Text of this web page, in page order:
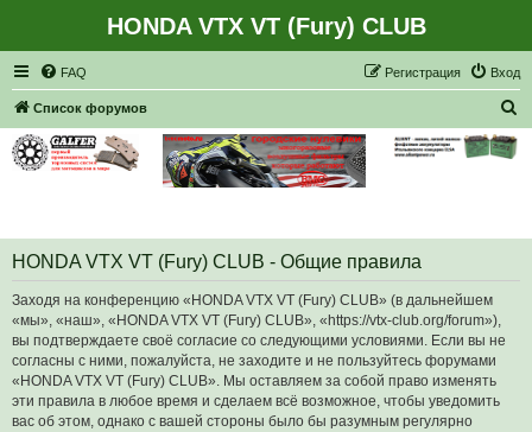
HONDA VTX VT (Fury) CLUB
FAQ Вход
Регистрация
Список форумов
HONDA VTX VT (Fury) CLUB - Общие правила
Заходя на конференцию «HONDA VTX VT (Fury) CLUB» (в дальнейшем
«мы», «наш», «HONDA VTX VT (Fury) CLUB», «https://vtx-club.org/forum»),
вы подтверждаете своё согласие со следующими условиями. Если вы не
согласны с ними, пожалуйста, не заходите и не пользуйтесь форумами
«HONDA VTX VT (Fury) CLUB». Мы оставляем за собой право изменять
эти правила в любое время и сделаем всё возможное, чтобы уведомить
вас об этом, однако с вашей стороны было бы разумным регулярно